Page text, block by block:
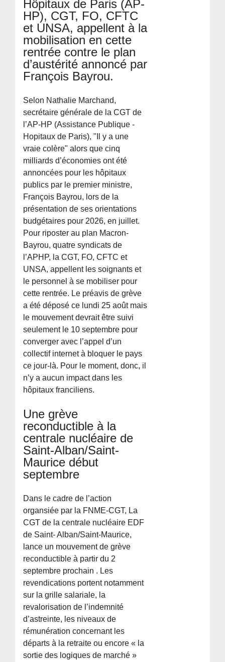
Hôpitaux de Paris (AP-
HP), CGT, FO, CFTC
et UNSA, appellent à la
mobilisation en cette
rentrée contre le plan
d’austérité annoncé par
François Bayrou.
Selon Nathalie Marchand,
secrétaire générale de la CGT de
l’AP-HP (Assistance Publique -
Hopitaux de Paris), "Il y a une
vraie colère" alors que cinq
milliards d’économies ont été
annoncées pour les hôpitaux
publics par le premier ministre,
François Bayrou, lors de la
présentation de ses orientations
budgétaires pour 2026, en juillet.
Pour riposter au plan Macron-
Bayrou, quatre syndicats de
l’APHP, la CGT, FO, CFTC et
UNSA, appellent les soignants et
le personnel à se mobiliser pour
cette rentrée. Le préavis de grève
a été déposé ce lundi 25 août mais
le mouvement devrait être suivi
seulement le 10 septembre pour
converger avec l’appel d’un
collectif internet à bloquer le pays
ce jour-là. Pour le moment, donc, il
n’y a aucun impact dans les
hôpitaux franciliens.
Une grève
reconductible à la
centrale nucléaire de
Saint-Alban/Saint-
Maurice début
septembre
Dans le cadre de l’action
organsiée par la FNME-CGT, La
CGT de la centrale nucléaire EDF
de Saint- Alban/Saint-Maurice,
lance un mouvement de grève
reconductible à partir du 2
septembre prochain . Les
revendications portent notamment
sur la grille salariale, la
revalorisation de l’indemnité
d’astreinte, les niveaux de
rémunération concernant les
départs à la retraite ou encore « la
sortie des logiques de marché »